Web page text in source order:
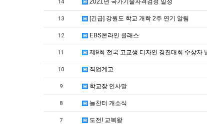
14 2021년 국가기술자격검정 일정
13 [긴급] 강원도 학교 개학 2주 연기 알림
12 EBS온라인 클래스
11 제9회 전국 고교생 디자인 경진대회 수상자
10 직업계고
9 학교장 인사말
8 늘찬터 개소식
7 도전! 교복왕